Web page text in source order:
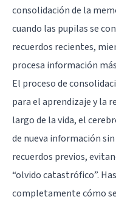
consolidación de la
cuando las pupilas se
recuerdos recientes,
procesa información
El proceso de
para el aprendizaje y la
largo de la vida, el
de nueva información
recuerdos previos,
“olvido catastrófico”.
completamente cómo